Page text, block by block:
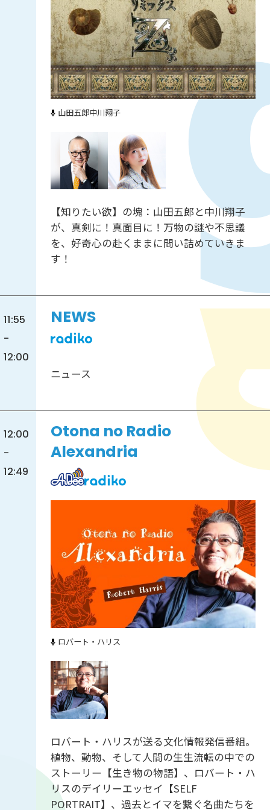
山田五郎中川翔子
【知りたい欲】の塊：山田五郎と中川翔子
が、真剣に！真面目に！万物の謎や不思議
を、好奇心の赴くままに問い詰めていきま
す！
11:55
-
12:00
NEWS
ニュース
12:00
-
12:49
Otona no Radio
Alexandria
ロバート・ハリス
ロバート・ハリスが送る文化情報発信番組。
植物、動物、そして人間の生生流転の中での
ストーリー【生き物の物語】、ロバート・ハ
リスのデイリーエッセイ【SELF
PORTRAIT】、過去とイマを繋ぐ名曲たちを